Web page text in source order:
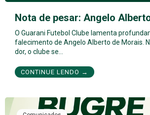
Nota de pesar: Angelo
O Guarani Futebol Clube lamenta
falecimento de Angelo Alberto de Morais.
dor, o clube se…
CONTINUE LENDO →